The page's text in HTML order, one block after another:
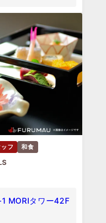
フ 和食
MORIタワー42F